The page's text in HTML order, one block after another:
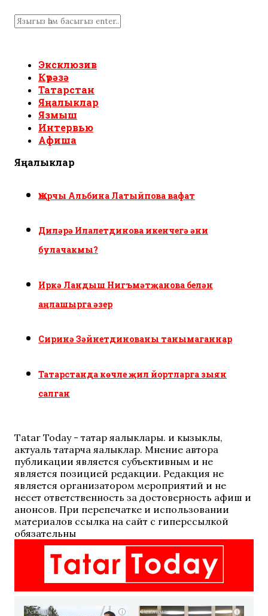
Эксклюзив
Күрәзә
Татарстан
Яңалыклар
Язмыш
Интервью
Афиша
Яңалыклар
Җырчы Альбина Латыйпова вафат
Диләрә Илалетдинова икенчегә әни
булачакмы?
Иркә Ландыш Нигъмәтҗанова белән
аңлашырга әзер
Сиринә Зәйнетдинованы танымаганнар
Татарстанда көчле җил йортларга зыян
салган
Tatar Today - татар яңалыклары. иң кызыклы,
актуаль татарча яңалыклар. Мнение автора
публикации является субъективным и не
является позицией редакции. Редакция не
является организатором мероприятий и не
несет ответственность за достоверность афиш и
анонсов. При перепечатке и использовании
материалов ссылка на сайт с гиперссылкой
обязательны
i i